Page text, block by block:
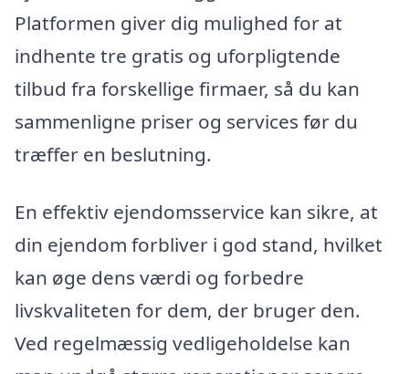
Platformen giver dig mulighed for at
indhente tre gratis og uforpligtende
tilbud fra forskellige firmaer, så du kan
sammenligne priser og services før du
træffer en beslutning.
En effektiv ejendomsservice kan sikre, at
din ejendom forbliver i god stand, hvilket
kan øge dens værdi og forbedre
livskvaliteten for dem, der bruger den.
Ved regelmæssig vedligeholdelse kan